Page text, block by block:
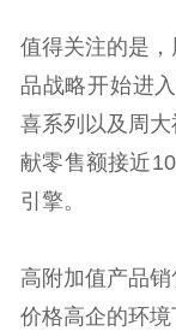
值得关注的是
品战略开始进
喜系列以及周
献零售额接近
引擎。
高附加值产品
价格高企的环境